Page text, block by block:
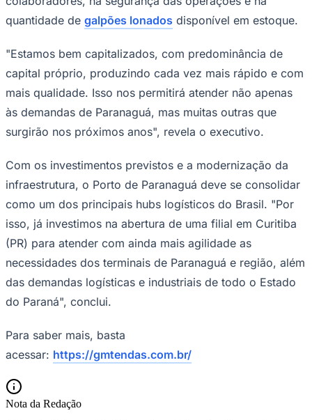
Santos
quantidade de galpões lonados disponível em estoque.
"Estamos bem capitalizados, com predominância de
capital próprio, produzindo cada vez mais rápido e com
mais qualidade. Isso nos permitirá atender não apenas
às demandas de Paranaguá, mas muitas outras que
surgirão nos próximos anos", revela o executivo.
Com os investimentos previstos e a modernização da
infraestrutura, o Porto de Paranaguá deve se consolidar
como um dos principais hubs logísticos do Brasil. "Por
isso, já investimos na abertura de uma filial em Curitiba
(PR) para atender com ainda mais agilidade as
necessidades dos terminais de Paranaguá e região, além
das demandas logísticas e industriais de todo o Estado
do Paraná", conclui.
Para saber mais, basta
acessar: https://gmtendas.com.br/
Nota da Redação